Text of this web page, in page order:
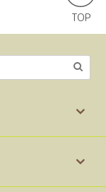
TOP